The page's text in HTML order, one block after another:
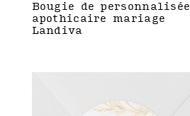
Bougie de personnalisée
apothicaire mariage
Landiva